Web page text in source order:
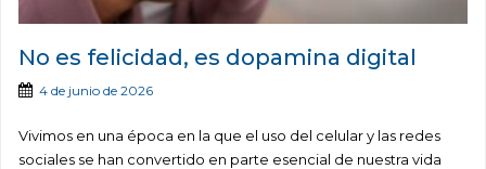
No es felicidad, es dopamina digital
4 de junio de 2026
Vivimos en una época en la que el uso del celular y las redes
sociales se han convertido en parte esencial de nuestra vida